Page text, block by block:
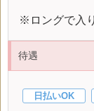
※ロングで入
待遇
日払いOK